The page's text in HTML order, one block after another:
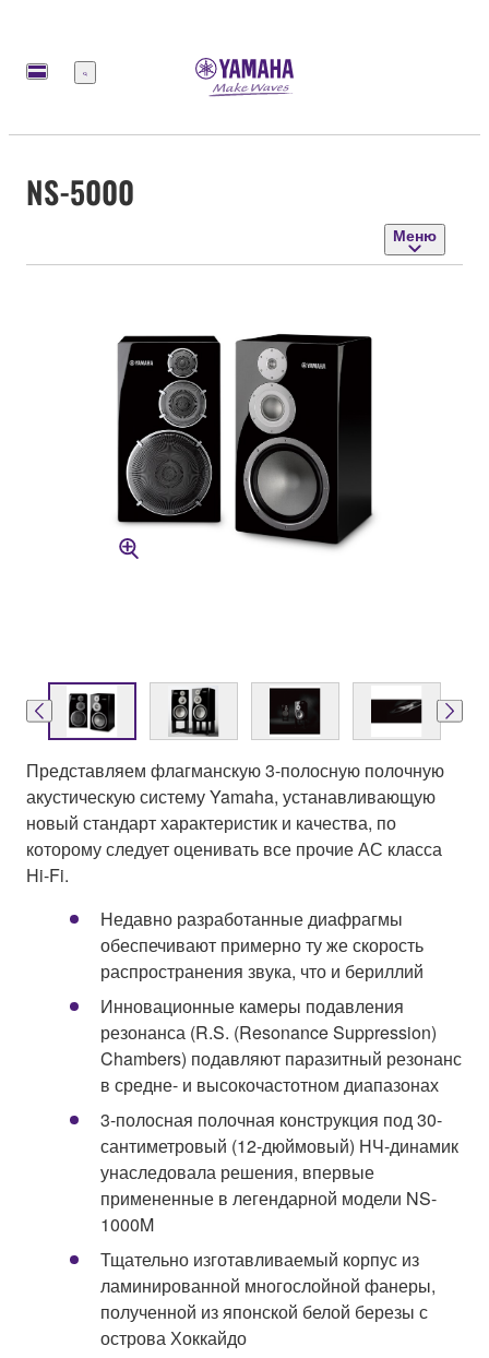
Меню
NS-5000
Меню
Представляем флагманскую 3-полосную полочную
акустическую систему Yamaha, устанавливающую
новый стандарт характеристик и качества, по
которому следует оценивать все прочие АС класса
Hi-Fi.
Недавно разработанные диафрагмы
обеспечивают примерно ту же скорость
распространения звука, что и бериллий
Инновационные камеры подавления
резонанса (R.S. (Resonance Suppression)
Chambers) подавляют паразитный резонанс
в средне- и высокочастотном диапазонах
3-полосная полочная конструкция под 30-
сантиметровый (12-дюймовый) НЧ-динамик
унаследовала решения, впервые
примененные в легендарной модели NS-
1000M
Тщательно изготавливаемый корпус из
ламинированной многослойной фанеры,
полученной из японской белой березы с
острова Хоккайдо